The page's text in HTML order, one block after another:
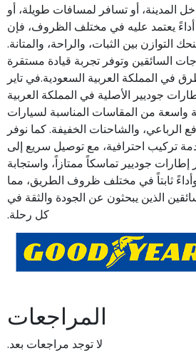
المدينة، أو تسافر لمسافات طويلة، أو
يعتمد عليه في مختلف الظروف، فإن
التوازن بين الثبات، والراحة، والمتانة.
السائقين وتوفر تجربة قيادة مستقرة
في المملكة العربية السعودية.في تاير
جوديير الأصلية في المملكة العربية
واسعة من المقاسات المناسبة لسيارات
الرباعي، والشاحنات الخفيفة. كما نوفر
تركيب احترافية، مع توصيل سريع إلى
إطارات جوديير تماسكاً ممتازاً، واستجابة
وأداءً ثابتاً في مختلف ظروف الطريق، مما
الذين يبحثون عن الجودة والثقة في
كل رحلة.
المراجعات
لا توجد مراجعات بعد.